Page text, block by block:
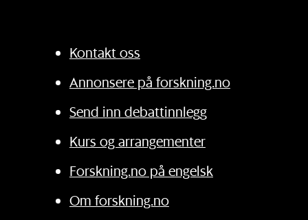
Kontakt oss
Annonsere på forskning.no
Send inn debattinnlegg
Kurs og arrangementer
Forskning.no på engelsk
Om forskning.no